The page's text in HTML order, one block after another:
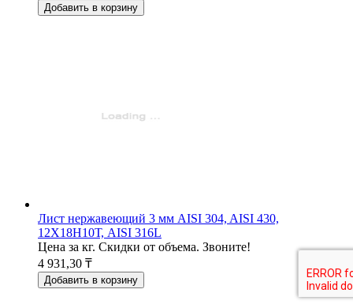
Добавить в корзину
Лист нержавеющий 3 мм AISI 304, AISI 430,
12Х18Н10Т, AISI 316L
Цена за кг. Скидки от объема. Звоните!
4 931,30 ₸
Добавить в корзину